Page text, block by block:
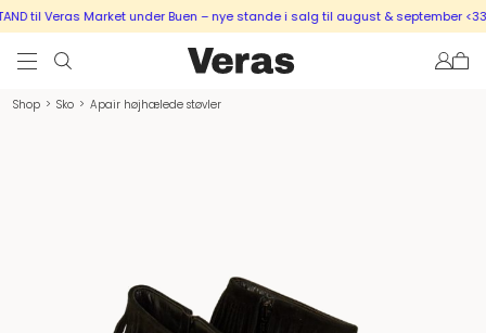
til Veras Market under Buen – nye stande i salg til august & september <333
Shop > Sko > Apair højhælede støvler